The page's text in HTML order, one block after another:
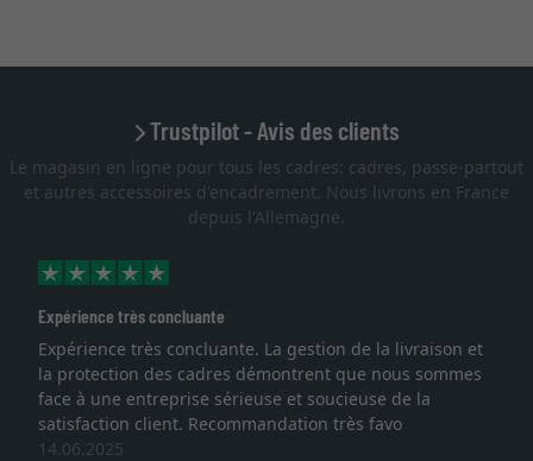
Trustpilot - Avis des clients
Le magasin en ligne pour tous les cadres: cadres, passe-partout
et autres accessoires d'encadrement. Nous livrons en France
depuis l'Allemagne.
Expérience très concluante
Expérience très concluante. La gestion de la livraison et
la protection des cadres démontrent que nous sommes
face à une entreprise sérieuse et soucieuse de la
satisfaction client. Recommandation très favo
14.06.2025